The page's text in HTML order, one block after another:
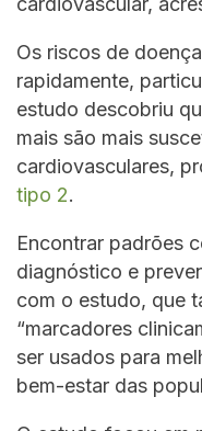
Os riscos de
rapidamente,
estudo descobriu
mais são mais
cardiovasculares,
tipo 2.
Encontrar padrões
diagnóstico e
com o estudo, que
“marcadores
ser usados para
bem-estar das